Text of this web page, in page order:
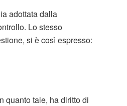
adottata dalla
Lo stesso
si è così espresso:
quanto tale, ha diritto di